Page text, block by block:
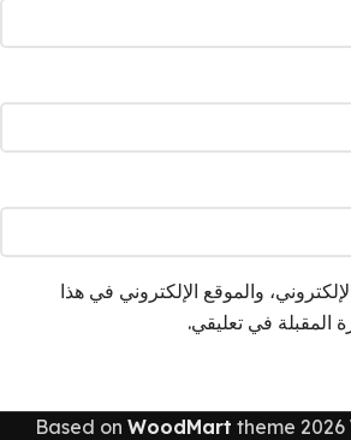
والموقع الإلكتروني في هذا
المقبلة في تعليقي.
Based on WoodMart theme 2026